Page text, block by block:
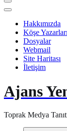
Hakkımızda
Köşe
Dosyalar
Webmail
Site Haritası
İletişim
Ajans
Toprak Medya